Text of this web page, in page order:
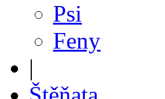
Psi
Feny
|